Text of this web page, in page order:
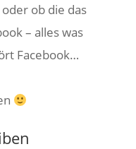
ob die das
– alles was
Facebook…